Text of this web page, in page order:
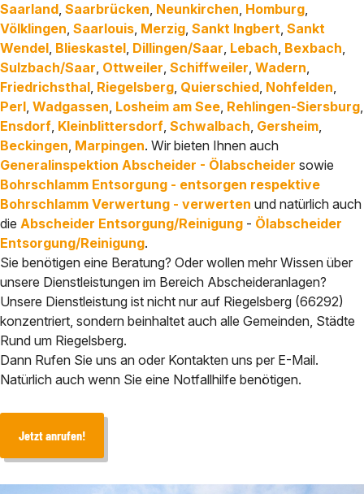
Saarland, Saarbrücken, Neunkirchen, Homburg,
Völklingen, Saarlouis, Merzig, Sankt Ingbert, Sankt
Wendel, Blieskastel, Dillingen/Saar, Lebach, Bexbach,
Sulzbach/Saar, Ottweiler, Schiffweiler, Wadern,
Friedrichsthal, Riegelsberg, Quierschied, Nohfelden,
Perl, Wadgassen, Losheim am See, Rehlingen-Siersburg,
Ensdorf, Kleinblittersdorf, Schwalbach, Gersheim,
Beckingen, Marpingen. Wir bieten Ihnen auch
Generalinspektion Abscheider - Ölabscheider sowie
Bohrschlamm Entsorgung - entsorgen respektive
Bohrschlamm Verwertung - verwerten und natürlich auch
die Abscheider Entsorgung/Reinigung - Ölabscheider
Entsorgung/Reinigung.
Sie benötigen eine Beratung? Oder wollen mehr Wissen über
unsere Dienstleistungen im Bereich Abscheideranlagen?
Unsere Dienstleistung ist nicht nur auf Riegelsberg (66292)
konzentriert, sondern beinhaltet auch alle Gemeinden, Städte
Rund um Riegelsberg.
Dann Rufen Sie uns an oder Kontakten uns per E-Mail.
Natürlich auch wenn Sie eine Notfallhilfe benötigen.
Jetzt anrufen!